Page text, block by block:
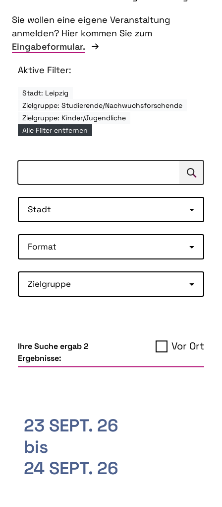
Sie wollen eine eigene Veranstaltung
anmelden? Hier kommen Sie zum
Eingabeformular.
Aktive Filter:
Stadt: Leipzig
Zielgruppe: Studierende/Nachwuchsforschende
Zielgruppe: Kinder/Jugendliche
Alle Filter entfernen
Suchen
Stadt
Format
Zielgruppe
Ihre Suche ergab 2
Ergebnisse:
Vor Ort
23 SEPT. 26
bis
24 SEPT. 26